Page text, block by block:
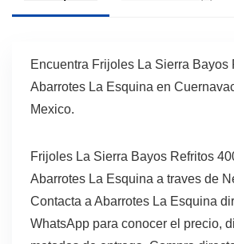
Encuentra Frijoles La Sierra Bayos
Abarrotes La Esquina en
Mexico.
Frijoles La Sierra Bayos Refritos
Abarrotes La Esquina a traves de
Contacta a Abarrotes La Esquina
WhatsApp para conocer el precio,